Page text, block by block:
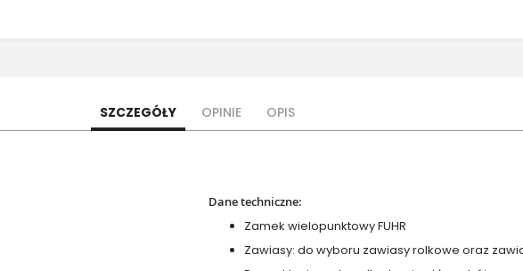
SZCZEGÓŁY OPINIE OPIS